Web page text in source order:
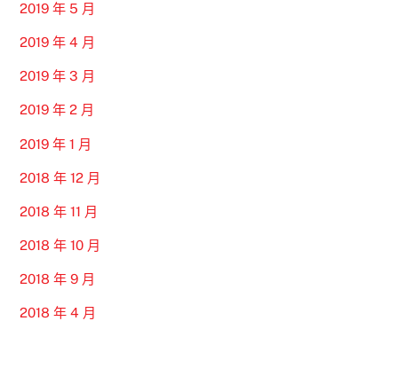
2019 年 5 月
2019 年 4 月
2019 年 3 月
2019 年 2 月
2019 年 1 月
2018 年 12 月
2018 年 11 月
2018 年 10 月
2018 年 9 月
2018 年 4 月